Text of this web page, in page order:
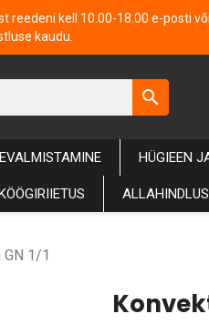
reedeni kell 10.00-18.00 e-posti
kaudu.
search
HÜGIEEN
1/1